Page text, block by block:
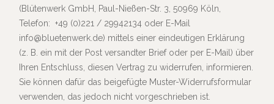
(Blütenwerk GmbH, Paul-Nießen-Str. 3, 50969 Köln,
Telefon: +49 (0)221 / 29942134 oder E-Mail
info@bluetenwerk.de) mittels einer eindeutigen Erklärung
(z. B. ein mit der Post versandter Brief oder per E-Mail) über
Ihren Entschluss, diesen Vertrag zu widerrufen, informieren.
Sie können dafür das beigefügte Muster-Widerrufsformular
verwenden, das jedoch nicht vorgeschrieben ist.